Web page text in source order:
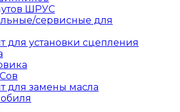
ШРУС
сервисные для
для установки сцепления
для замены масла